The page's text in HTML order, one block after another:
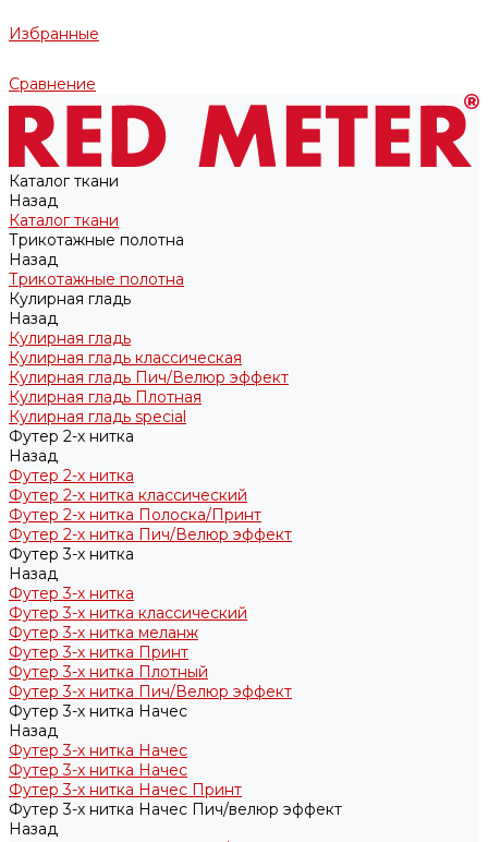
Избранные
Сравнение
Каталог ткани
Назад
Каталог ткани
Трикотажные полотна
Назад
Трикотажные полотна
Кулирная гладь
Назад
Кулирная гладь
Кулирная гладь классическая
Кулирная гладь Пич/Велюр эффект
Кулирная гладь Плотная
Кулирная гладь special
Футер 2-х нитка
Назад
Футер 2-х нитка
Футер 2-х нитка классический
Футер 2-х нитка Полоска/Принт
Футер 2-х нитка Пич/Велюр эффект
Футер 3-х нитка
Назад
Футер 3-х нитка
Футер 3-х нитка классический
Футер 3-х нитка меланж
Футер 3-х нитка Принт
Футер 3-х нитка Плотный
Футер 3-х нитка Пич/Велюр эффект
Футер 3-х нитка Начес
Назад
Футер 3-х нитка Начес
Футер 3-х нитка Начес
Футер 3-х нитка Начес Принт
Футер 3-х нитка Начес Пич/велюр эффект
Назад